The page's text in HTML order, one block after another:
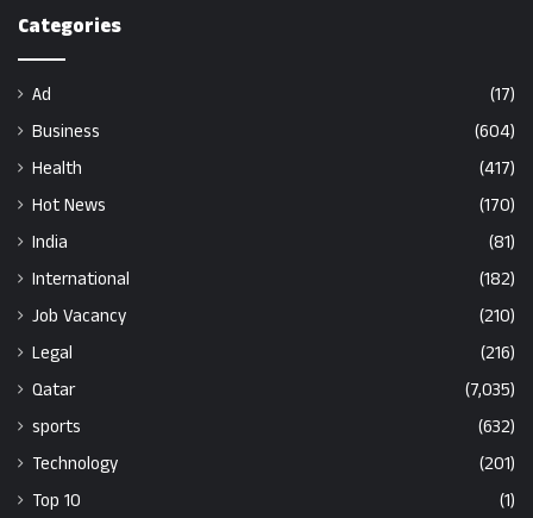
Categories
Ad
(17)
Business
(604)
Health
(417)
Hot News
(170)
India
(81)
International
(182)
Job Vacancy
(210)
Legal
(216)
Qatar
(7,035)
sports
(632)
Technology
(201)
Top 10
(1)